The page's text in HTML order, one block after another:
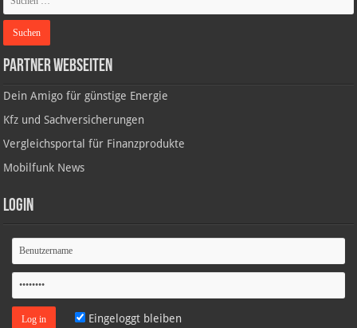
Partner Webseiten
Dein Amigo für günstige Energie
Kfz und Sachversicherungen
Vergleichsportal für Finanzprodukte
Mobilfunk News
Login
Eingeloggt bleiben